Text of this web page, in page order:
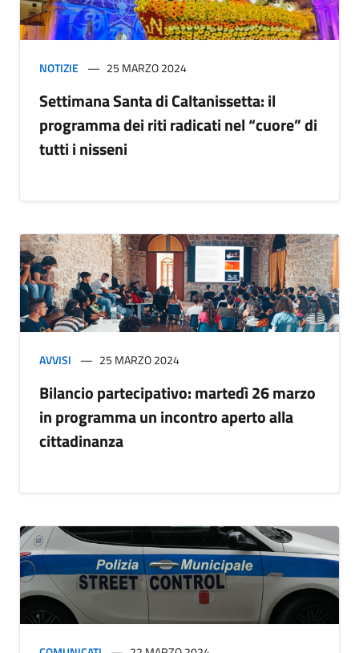
NOTIZIE 25 MARZO 2024
Settimana Santa di Caltanissetta: il
programma dei riti radicati nel “cuore” di
tutti i nisseni
AVVISI 25 MARZO 2024
Bilancio partecipativo: martedì 26 marzo
in programma un incontro aperto alla
cittadinanza